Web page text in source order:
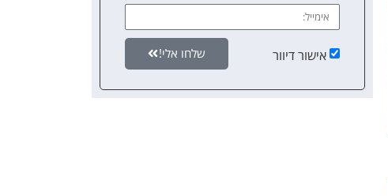
אישור דיוור שלחו אלי!